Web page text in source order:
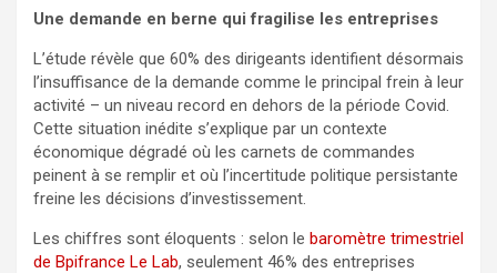
Une demande en berne qui fragilise les entreprises
L’étude révèle que 60% des dirigeants identifient désormais
l’insuffisance de la demande comme le principal frein à leur
activité – un niveau record en dehors de la période Covid.
Cette situation inédite s’explique par un contexte
économique dégradé où les carnets de commandes
peinent à se remplir et où l’incertitude politique persistante
freine les décisions d’investissement.
Les chiffres sont éloquents : selon le baromètre trimestriel
de Bpifrance Le Lab, seulement 46% des entreprises